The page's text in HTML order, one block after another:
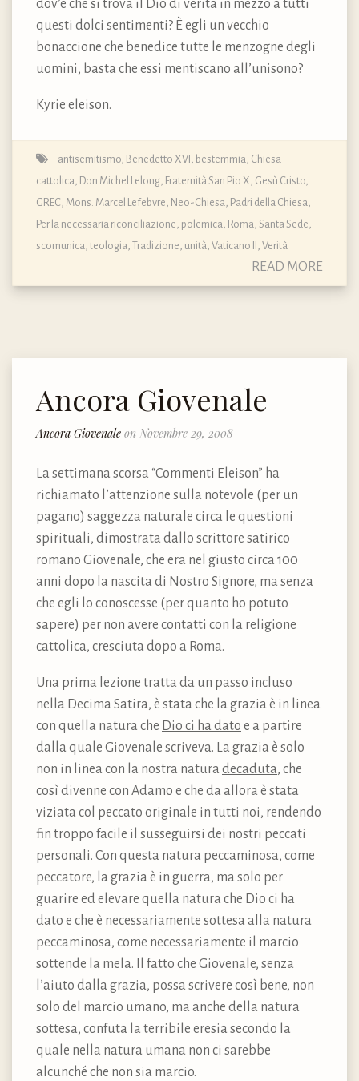
dov’è che si trova il Dio di verità in mezzo a tutti
questi dolci sentimenti? È egli un vecchio
bonaccione che benedice tutte le menzogne degli
uomini, basta che essi mentiscano all’unisono?
Kyrie eleison.
antisemitismo Benedetto XVI bestemmia Chiesa
cattolica Don Michel Lelong Fraternità San Pio X Gesù Cristo
GREC Mons. Marcel Lefebvre Neo-Chiesa Padri della Chiesa
Per la necessaria riconciliazione polemica Roma Santa Sede
scomunica teologia Tradizione unità Vaticano II Verità
READ MORE
Ancora Giovenale
Ancora Giovenale on Novembre 29, 2008
La settimana scorsa “Commenti Eleison” ha
richiamato l’attenzione sulla notevole (per un
pagano) saggezza naturale circa le questioni
spirituali, dimostrata dallo scrittore satirico
romano Giovenale, che era nel giusto circa 100
anni dopo la nascita di Nostro Signore, ma senza
che egli lo conoscesse (per quanto ho potuto
sapere) per non avere contatti con la religione
cattolica, cresciuta dopo a Roma.
Una prima lezione tratta da un passo incluso
nella Decima Satira, è stata che la grazia è in linea
con quella natura che Dio ci ha dato e a partire
dalla quale Giovenale scriveva. La grazia è solo
non in linea con la nostra natura decaduta, che
così divenne con Adamo e che da allora è stata
viziata col peccato originale in tutti noi, rendendo
fin troppo facile il susseguirsi dei nostri peccati
personali. Con questa natura peccaminosa, come
peccatore, la grazia è in guerra, ma solo per
guarire ed elevare quella natura che Dio ci ha
dato e che è necessariamente sottesa alla natura
peccaminosa, come necessariamente il marcio
sottende la mela. Il fatto che Giovenale, senza
l’aiuto dalla grazia, possa scrivere così bene, non
solo del marcio umano, ma anche della natura
sottesa, confuta la terribile eresia secondo la
quale nella natura umana non ci sarebbe
alcunché che non sia marcio.